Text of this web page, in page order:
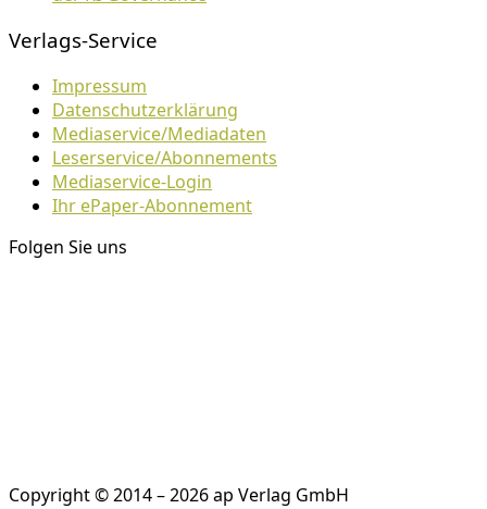
Verlags-Service
Impressum
Datenschutzerklärung
Mediaservice/Mediadaten
Leserservice/Abonnements
Mediaservice-Login
Ihr ePaper-Abonnement
Folgen Sie uns
Copyright © 2014 – 2026 ap Verlag GmbH